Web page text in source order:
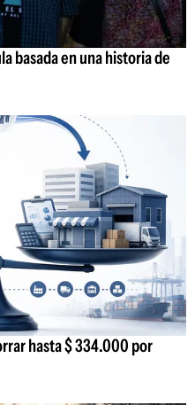
basada en una historia de
hasta $ 334.000 por